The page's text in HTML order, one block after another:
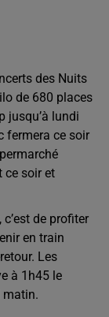
des Nuits
de 680 places
jusqu’à lundi
fermera ce soir
ce soir et
de profiter
en train
Les
à 1h45 le
matin.